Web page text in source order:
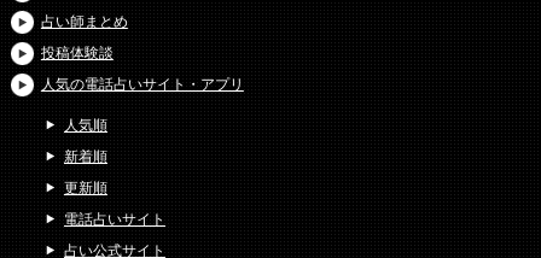
占い師まとめ
投稿体験談
人気の電話占いサイト・アプリ
人気順
新着順
更新順
電話占いサイト
占い公式サイト